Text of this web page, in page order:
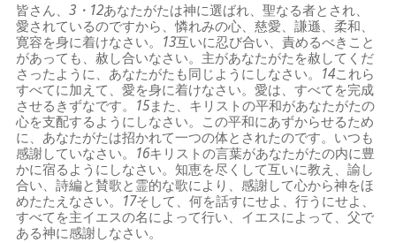
皆さん、3・12あなたがたは神に選ばれ、聖なる者とされ、
愛されているのですから、憐れみの心、慈愛、謙遜、柔和、
寛容を身に着けなさい。 13互いに忍び合い、責めるべきこと
があっても、赦し合いなさい。主があなたがたを赦してくだ
さったように、あなたがたも同じようにしなさい。 14これら
すべてに加えて、愛を身に着けなさい。愛は、すべてを完成
させるきずなです。 15また、キリストの平和があなたがたの
心を支配するようにしなさい。この平和にあずからせるため
に、あなたがたは招かれて一つの体とされたのです。いつも
感謝していなさい。 16キリストの言葉があなたがたの内に豊
かに宿るようにしなさい。知恵を尽くして互いに教え、諭し
合い、詩編と賛歌と霊的な歌により、感謝して心から神をほ
めたたえなさい。 17そして、何を話すにせよ、行うにせよ、
すべてを主イエスの名によって行い、イエスによって、父で
ある神に感謝しなさい。